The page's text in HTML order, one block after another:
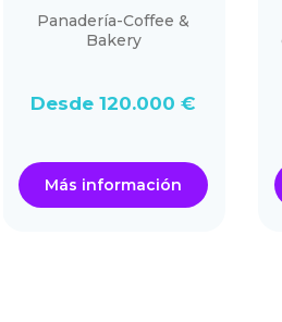
Panadería-Coffee &
Bakery
Desde 120.000 €
Más información